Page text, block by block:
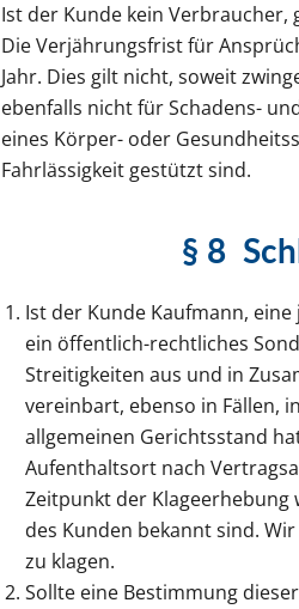
Ist der Kunde kein Verbraucher,
Die Verjährungsfrist für
Jahr. Dies gilt nicht, soweit
ebenfalls nicht für Schadens-
eines Körper- oder
Fahrlässigkeit gestützt sind.
§ 8
Ist der Kunde Kaufmann,
ein öffentlich-rechtliches
Streitigkeiten aus und in
vereinbart, ebenso in Fällen,
allgemeinen Gerichtsstand
Aufenthaltsort nach
Zeitpunkt der
des Kunden bekannt sind.
zu klagen.
Sollte eine Bestimmung